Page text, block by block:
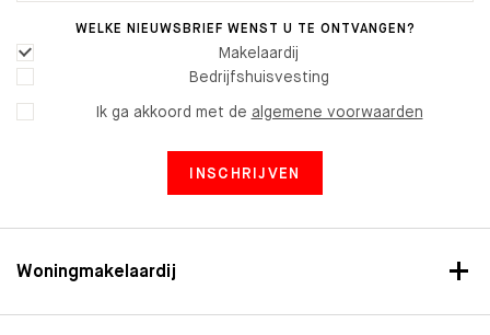
Woningmakelaardij
WELKE NIEUWSBRIEF WENST U TE ONTVANGEN?
Makelaardij
Bedrijfshuisvesting
Ik ga akkoord met de algemene voorwaarden
INSCHRIJVEN